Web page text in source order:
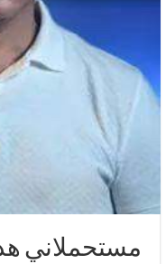
مستحملاني